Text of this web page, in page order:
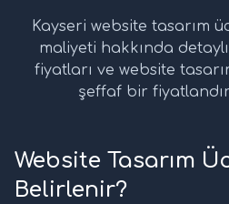
Kayseri website tasarım
maliyeti hakkında
fiyatları ve website
şeffaf bir
Website Tasarım
Belirlenir?